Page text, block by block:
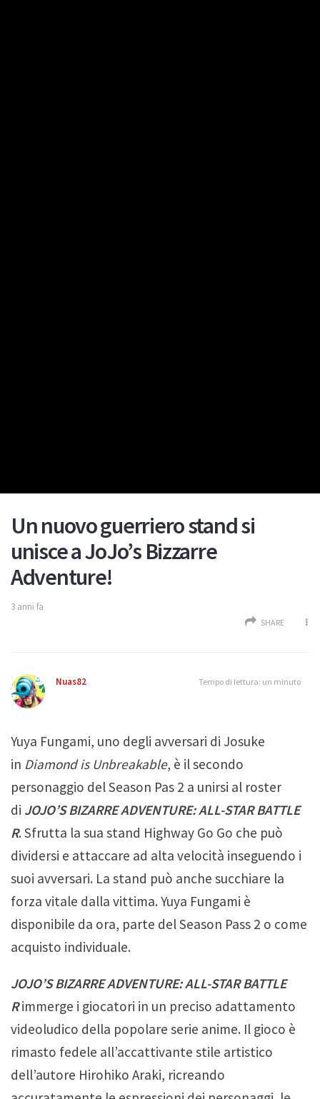
Un nuovo guerriero stand si
unisce a JoJo’s Bizzarre
Adventure!
3 anni fa
SHARE
Nuas82 Tempo di lettura: un minuto
Yuya Fungami, uno degli avversari di Josuke
in Diamond is Unbreakable, è il secondo
personaggio del Season Pas 2 a unirsi al roster
di JOJO’S BIZARRE ADVENTURE: ALL-STAR BATTLE
R. Sfrutta la sua stand Highway Go Go che può
dividersi e attaccare ad alta velocità inseguendo i
suoi avversari. La stand può anche succhiare la
forza vitale dalla vittima. Yuya Fungami è
disponibile da ora, parte del Season Pass 2 o come
acquisto individuale.
JOJO’S BIZARRE ADVENTURE: ALL-STAR BATTLE
Rimmerge i giocatori in un preciso adattamento
videoludico della popolare serie anime. Il gioco è
rimasto fedele all’accattivante stile artistico
dell’autore Hirohiko Araki, ricreando